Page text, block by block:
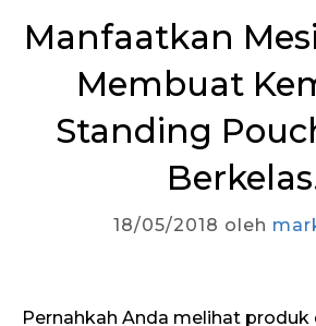
Manfaatkan
Membuat
Standing
18/05/2018 oleh
Pernahkah Anda melihat produk